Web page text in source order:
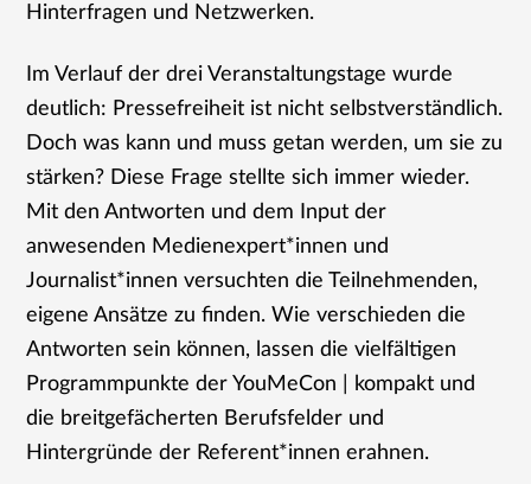
Hinterfragen und Netzwerken.
Im Verlauf der drei Veranstaltungstage wurde
deutlich: Pressefreiheit ist nicht selbstverständlich.
Doch was kann und muss getan werden, um sie zu
stärken? Diese Frage stellte sich immer wieder.
Mit den Antworten und dem Input der
anwesenden Medienexpert*innen und
Journalist*innen versuchten die Teilnehmenden,
eigene Ansätze zu finden. Wie verschieden die
Antworten sein können, lassen die vielfältigen
Programmpunkte der YouMeCon | kompakt und
die breitgefächerten Berufsfelder und
Hintergründe der Referent*innen erahnen.